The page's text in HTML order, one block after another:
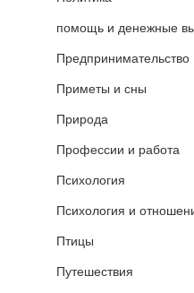
помощь и денежные
Предпринимательство
Приметы и сны
Природа
Профессии и работа
Психология
Психология и
Птицы
Путешествия